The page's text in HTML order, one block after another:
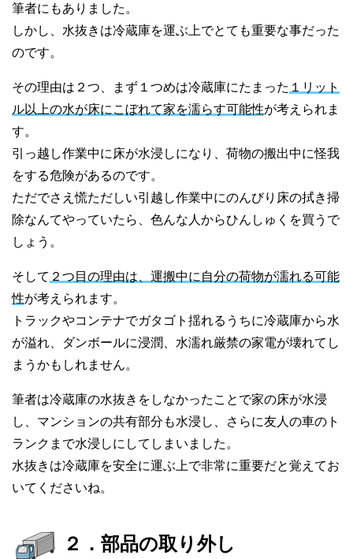
筆者にもありました。
しかし、水抜きは冷蔵庫を運ぶ上でとても重要な事だった
のです。
その理由は２つ、まず１つめは冷蔵庫にたまった １リット
ル以上の水が床にこぼれて家を濡らす可能性が考えられま
す。
引っ越し作業中に床が水浸しになり、荷物の搬出中に怪我
をする危険があるのです。
ただでさえ慌ただしい引越し作業中にのんびり床の拭き掃
除なんてやっていたら、色んな人からひんしゅくを買うで
しょう。
そして ２つ目の理由は、運搬中に自分の荷物が濡れる可能
性が考えられます。
トラックやコンテナでガタゴト揺れるうちに冷蔵庫から水
が溢れ、ダンボールに浸潤、水濡れ厳禁の家電が壊れてし
まうかもしれません。
筆者は冷蔵庫の水抜きをしなかったことで家の床が水浸
し、マンションの共有部分も水浸し、さらに友人の車のト
ランクまで水浸しにしてしまいました。
水抜きは冷蔵庫を安全に運ぶ上で非常に重要だと覚えてお
いてくださいね。
２．部品の取り外し